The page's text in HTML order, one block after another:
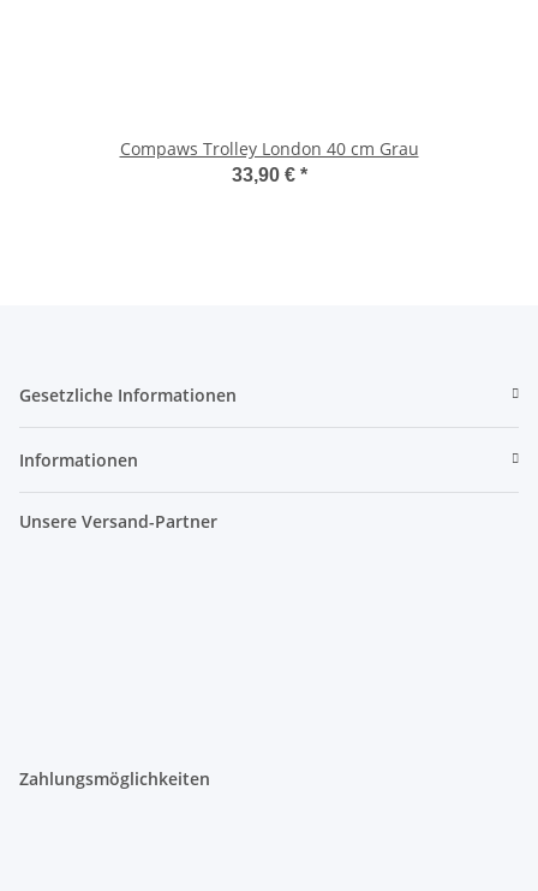
Compaws Trolley London 40 cm Grau
33,90 € *
Gesetzliche Informationen
Informationen
Unsere Versand-Partner
Zahlungsmöglichkeiten